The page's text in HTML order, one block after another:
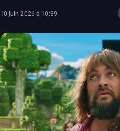
10 juin 2026 à 10:39